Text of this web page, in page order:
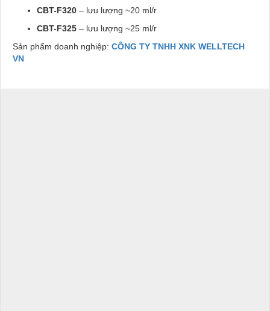
CBT-F320 – lưu lượng ~20 ml/r
CBT-F325 – lưu lượng ~25 ml/r
Sản phẩm doanh nghiệp: CÔNG TY TNHH XNK WELLTECH
VN